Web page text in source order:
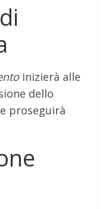
inizierà alle
dello
proseguirà